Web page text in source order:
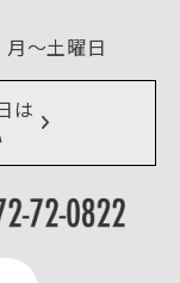
～土曜日
は